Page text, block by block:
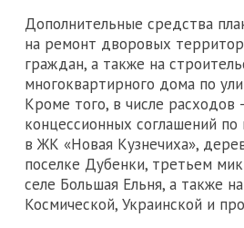
Дополнительные средства
на ремонт дворовых
граждан, а также на
многоквартирного дома по
Кроме того, в числе расходов
концессионных соглашений
в ЖК «Новая Кузнечиха»,
поселке Дубенки, третьем
селе Большая Ельня, а также
Космической, Украинской и